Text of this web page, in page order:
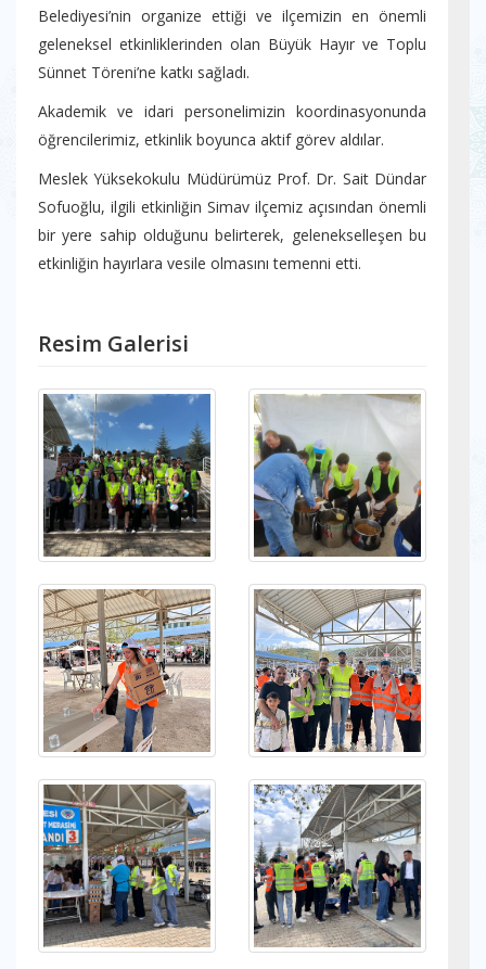
Belediyesi’nin organize ettiği ve ilçemizin en önemli
geleneksel etkinliklerinden olan Büyük Hayır ve Toplu
Sünnet Töreni’ne katkı sağladı.
Akademik ve idari personelimizin koordinasyonunda
öğrencilerimiz, etkinlik boyunca aktif görev aldılar.
Meslek Yüksekokulu Müdürümüz Prof. Dr. Sait Dündar
Sofuoğlu, ilgili etkinliğin Simav ilçemiz açısından önemli
bir yere sahip olduğunu belirterek, gelenekselleşen bu
etkinliğin hayırlara vesile olmasını temenni etti.
Resim Galerisi